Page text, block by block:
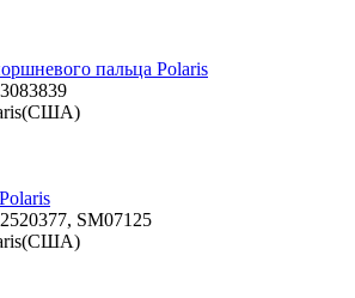
пальца Polaris
3083839
2520377, SM07125